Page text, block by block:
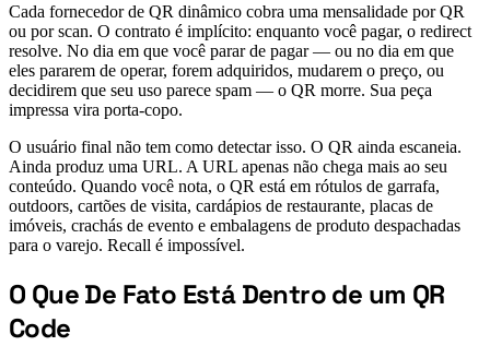
Cada fornecedor de QR dinâmico cobra uma mensalidade por QR
ou por scan. O contrato é implícito: enquanto você pagar, o redirect
resolve. No dia em que você parar de pagar — ou no dia em que
eles pararem de operar, forem adquiridos, mudarem o preço, ou
decidirem que seu uso parece spam — o QR morre. Sua peça
impressa vira porta-copo.
O usuário final não tem como detectar isso. O QR ainda escaneia.
Ainda produz uma URL. A URL apenas não chega mais ao seu
conteúdo. Quando você nota, o QR está em rótulos de garrafa,
outdoors, cartões de visita, cardápios de restaurante, placas de
imóveis, crachás de evento e embalagens de produto despachadas
para o varejo. Recall é impossível.
#
O Que De Fato Está Dentro de um QR
Code